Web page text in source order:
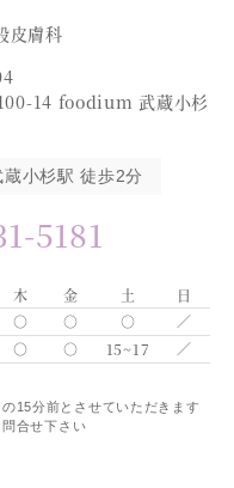
皮膚科
14 foodium 武蔵小杉
小杉駅 徒歩2分
5181
木 金 土
日
○ ○ ○
／
○ ○ 15~17
／
15分前とさせていただきます
合せ下さい